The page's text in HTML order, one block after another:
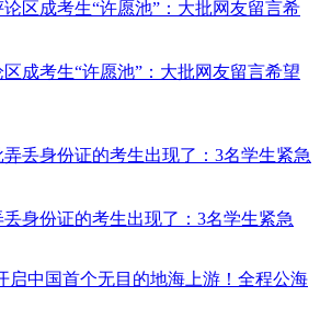
成考生“许愿池”：大批网友留言希望
丢身份证的考生出现了：3名学生紧急